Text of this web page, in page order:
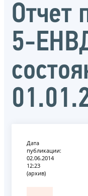
Отчет
5-
Дата
публикации:
02.06.2014
12:23
(архив)